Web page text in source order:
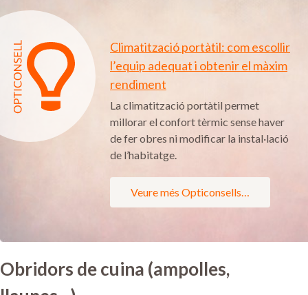
Climatització portàtil: com escollir
l’equip adequat i obtenir el màxim
rendiment
La climatització portàtil permet
millorar el confort tèrmic sense haver
de fer obres ni modificar la instal·lació
de l’habitatge.
Veure més Opticonsells…
Obridors de cuina (ampolles,